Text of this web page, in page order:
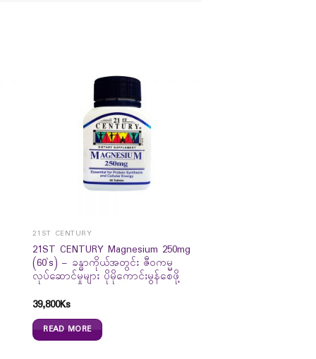
21ST CENTURY
21ST CENTURY Magnesium 250mg
(60`s) – ခန္ဓာကိုယ်အတွင်း ဇီဝကမ္မ
လုပ်ဆောင်မှုများ ပိုမိုကောင်းမွန်စေဖို့
39,800Ks
READ MORE